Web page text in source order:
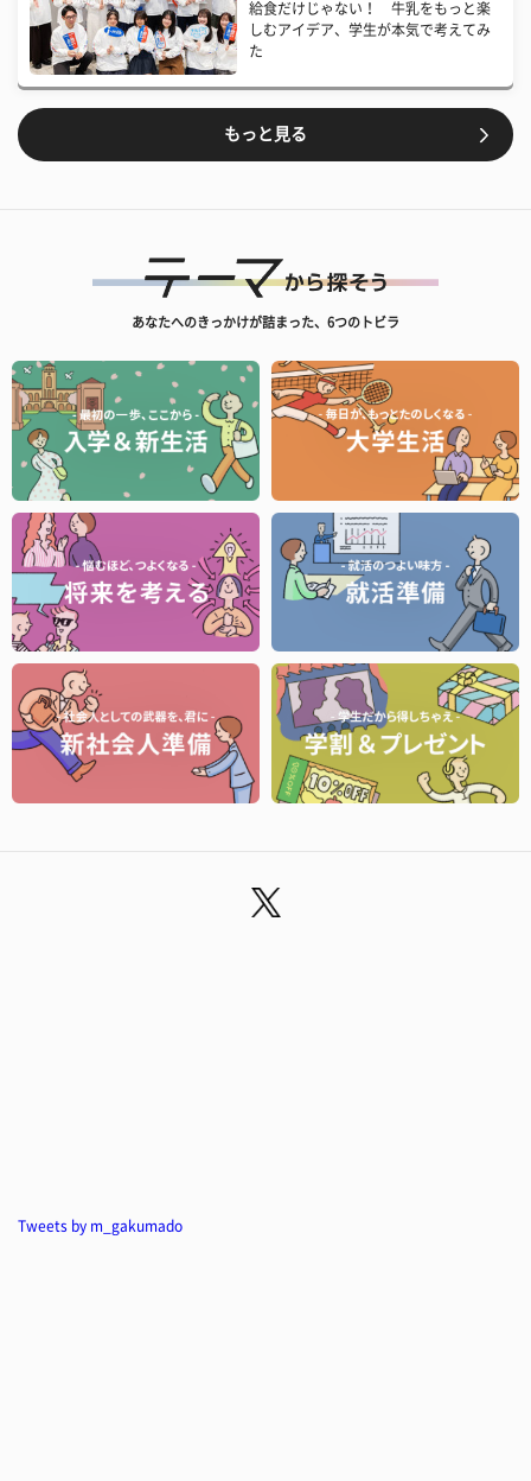
給食だけじゃない！ 牛乳をもっと楽
しむアイデア、学生が本気で考えてみ
た
もっと見る
あなたへのきっかけが詰まった、6つのトビラ
Tweets by m_gakumado